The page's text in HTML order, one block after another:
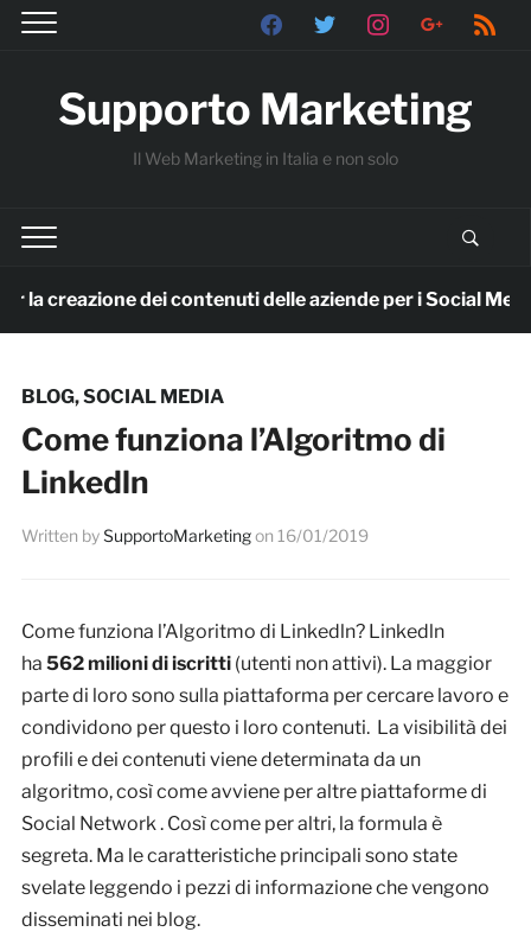
facebooktwitter instagramgoogle rss
Supporto Marketing
Il Web Marketing in Italia e non solo
creazione dei contenuti delle aziende per i Social Media
BLOG,SOCIAL MEDIA
Come funziona l’Algoritmo di
Linkedln
Written bySupportoMarketingon 16/01/2019
Come funziona l’Algoritmo di Linkedln? Linkedln
ha 562 milioni di iscritti(utenti non attivi). La maggior
parte di loro sono sulla piattaforma per cercare lavoro e
condividono per questo i loro contenuti. La visibilità dei
profili e dei contenuti viene determinata da un
algoritmo, così come avviene per altre piattaforme di
Social Network . Così come per altri, la formula è
segreta. Ma le caratteristiche principali sono state
svelate leggendo i pezzi di informazione che vengono
disseminati nei blog.